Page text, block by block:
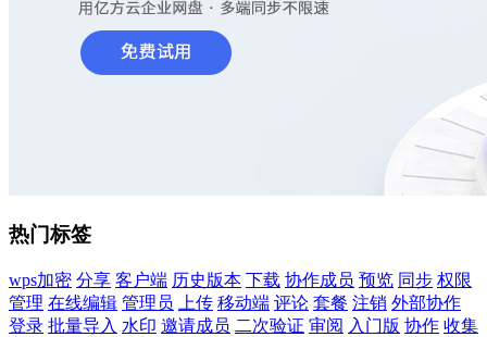
热门标签
wps加密 分享 客户端 历史版本 下载 协作成员 预览 同步 权限
管理 在线编辑 管理员 上传 移动端 评论 套餐 注销 外部协作
登录 批量导入 水印 邀请成员 二次验证 审阅 入门版 协作 收集